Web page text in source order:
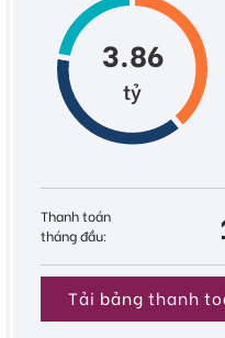
3.86
tỷ
Thanh toán
tháng đầu:
Tải bảng thanh